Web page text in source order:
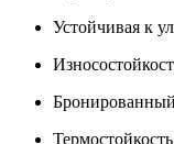
Устойчивая к
Бронированный